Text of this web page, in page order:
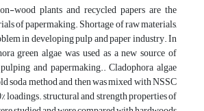
wood plants and recycled papers are the
of papermaking. Shortage of raw materials,
in developing pulp and paper industry. In
green algae was used as a new source of
and papermaking.. Cladophora algae
soda method and then was mixed with NSSC
loadings. structural and strength properties of